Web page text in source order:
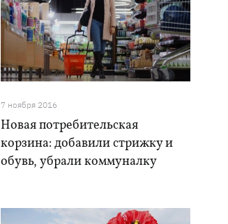
7 ноября 2016
Новая потребительская
корзина: добавили стрижку и
обувь, убрали коммуналку